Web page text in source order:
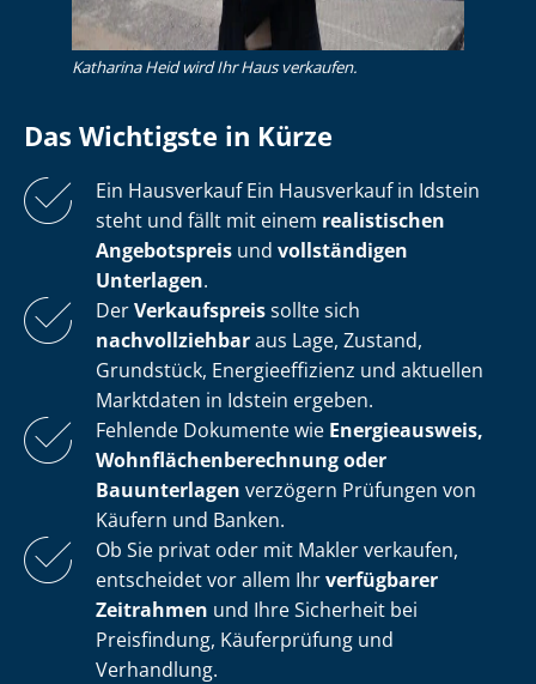
Katharina Heid wird Ihr Haus verkaufen.
Das Wichtigste in Kürze
Ein Hausverkauf Ein Hausverkauf in Idstein
steht und fällt mit einem realistischen
Angebotspreis und vollständigen
Unterlagen.
DerVerkaufspreissollte sich
nachvollziehbaraus Lage, Zustand,
Grundstück, En­er­gie­ef­fi­zi­enz und aktuellen
Marktdaten in Idstein ergeben.
Fehlende Dokumente wie Energieausweis,
Wohn­flä­chen­be­rech­nung oder
Bauunterlagen verzögern Prüfungen von
Käufern und Banken.
Ob Sie privat oder mit Makler verkaufen,
entscheidet vor allem Ihrverfügbarer
Zeitrahmen und Ihre Sicherheit bei
Preisfindung, Käuferprüfung und
Verhandlung.